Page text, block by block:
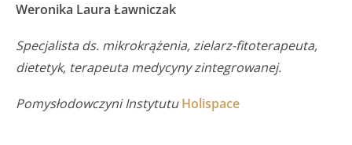
Weronika Laura Ławniczak
Specjalista ds. mikrokrążenia, zielarz-fitoterapeuta,
dietetyk, terapeuta medycyny zintegrowanej.
Pomysłodowczyni InstytutuHolispace